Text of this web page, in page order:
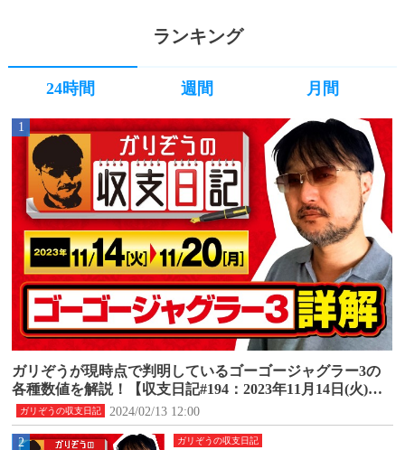
ランキング
24時間 週間 月間
1
ガリぞうの収支日記
ガリぞうが現時点で判明しているゴーゴージャグラー3の
各種数値を解説！【収支日記#194：2023年11月14日(火)～1
1月20日(月)】
2024/02/13 12:00
2 ガリぞうの収支日記